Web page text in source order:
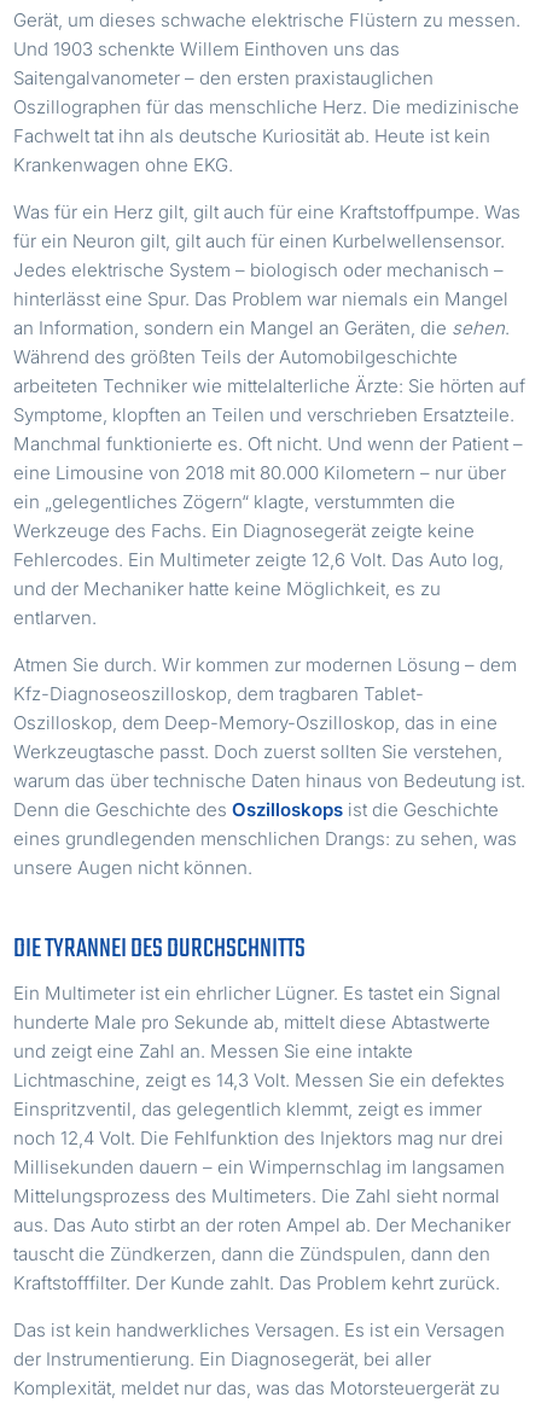
Gerät, um dieses schwache elektrische Flüstern zu messen.
Und 1903 schenkte Willem Einthoven uns das
Saitengalvanometer – den ersten praxistauglichen
Oszillographen für das menschliche Herz. Die medizinische
Fachwelt tat ihn als deutsche Kuriosität ab. Heute ist kein
Krankenwagen ohne EKG.
Was für ein Herz gilt, gilt auch für eine Kraftstoffpumpe. Was
für ein Neuron gilt, gilt auch für einen Kurbelwellensensor.
Jedes elektrische System – biologisch oder mechanisch –
hinterlässt eine Spur. Das Problem war niemals ein Mangel
an Information, sondern ein Mangel an Geräten, die sehen.
Während des größten Teils der Automobilgeschichte
arbeiteten Techniker wie mittelalterliche Ärzte: Sie hörten auf
Symptome, klopften an Teilen und verschrieben Ersatzteile.
Manchmal funktionierte es. Oft nicht. Und wenn der Patient –
eine Limousine von 2018 mit 80.000 Kilometern – nur über
ein „gelegentliches Zögern“ klagte, verstummten die
Werkzeuge des Fachs. Ein Diagnosegerät zeigte keine
Fehlercodes. Ein Multimeter zeigte 12,6 Volt. Das Auto log,
und der Mechaniker hatte keine Möglichkeit, es zu
entlarven.
Atmen Sie durch. Wir kommen zur modernen Lösung – dem
Kfz-Diagnoseoszilloskop, dem tragbaren Tablet-
Oszilloskop, dem Deep-Memory-Oszilloskop, das in eine
Werkzeugtasche passt. Doch zuerst sollten Sie verstehen,
warum das über technische Daten hinaus von Bedeutung ist.
Denn die Geschichte desOszilloskops ist die Geschichte
eines grundlegenden menschlichen Drangs: zu sehen, was
unsere Augen nicht können.
DIE TYRANNEI DES DURCHSCHNITTS
Ein Multimeter ist ein ehrlicher Lügner. Es tastet ein Signal
hunderte Male pro Sekunde ab, mittelt diese Abtastwerte
und zeigt eine Zahl an. Messen Sie eine intakte
Lichtmaschine, zeigt es 14,3 Volt. Messen Sie ein defektes
Einspritzventil, das gelegentlich klemmt, zeigt es immer
noch 12,4 Volt. Die Fehlfunktion des Injektors mag nur drei
Millisekunden dauern – ein Wimpernschlag im langsamen
Mittelungsprozess des Multimeters. Die Zahl sieht normal
aus. Das Auto stirbt an der roten Ampel ab. Der Mechaniker
tauscht die Zündkerzen, dann die Zündspulen, dann den
Kraftstofffilter. Der Kunde zahlt. Das Problem kehrt zurück.
Das ist kein handwerkliches Versagen. Es ist ein Versagen
der Instrumentierung. Ein Diagnosegerät, bei aller
Komplexität, meldet nur das, was das Motorsteuergerät zu